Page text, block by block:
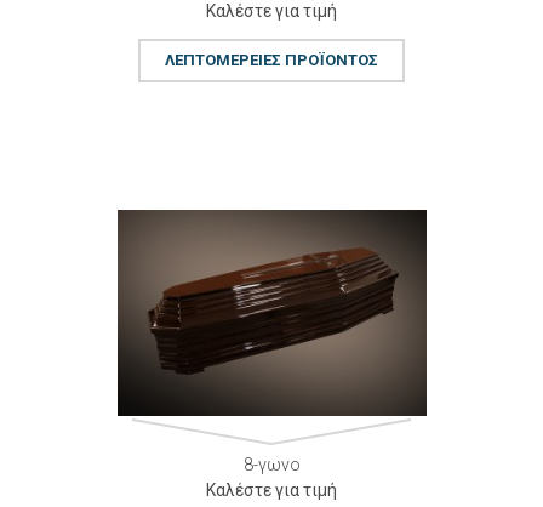
Καλέστε για τιμή
ΛΕΠΤΟΜΈΡΕΙΕΣ ΠΡΟΪΌΝΤΟΣ
8-γωνο
Καλέστε για τιμή